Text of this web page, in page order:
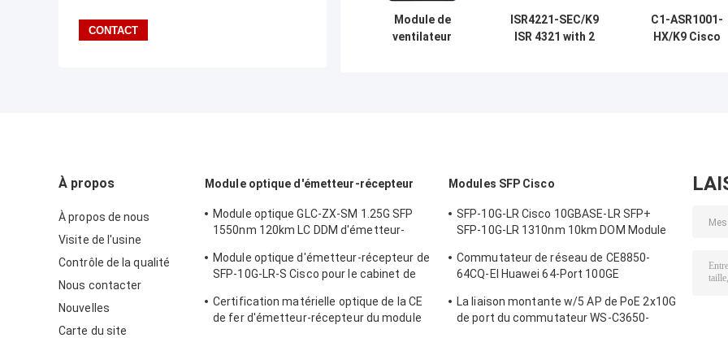
Module de
ventilateur
ISR4221-SEC/K9
ISR 4321 with 2
C1-ASR1001-
HX/K9 Cisco
routeur
À propos
À propos de nous
Visite de l'usine
Contrôle de la qualité
Nous contacter
Nouvelles
Carte du site
Module optique d'émetteur-récepteur
Module optique GLC-ZX-SM 1.25G SFP
1550nm 120km LC DDM d'émetteur-
Module optique d'émetteur-récepteur de
SFP-10G-LR-S Cisco pour le cabinet de
données/entreprise
Certification matérielle optique de la CE
de fer d'émetteur-récepteur du module
Modules SFP Cisco
SFP-10G-LR Cisco 10GBASE-LR SFP+
SFP-10G-LR 1310nm 10km DOM Module
Commutateur de réseau de CE8850-
64CQ-EI Huawei 64-Port 100GE
La liaison montante w/5 AP de PoE 2x10G
de port du commutateur WS-C3650-